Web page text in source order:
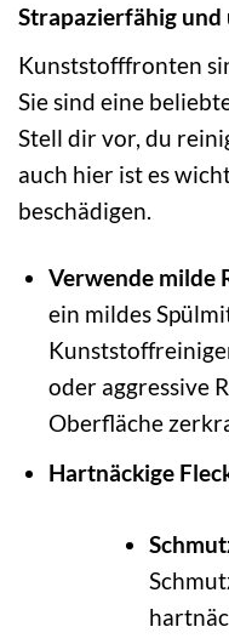
Strapazierfähig
Kunststofffronten
Sie sind eine
Stell dir vor, du
auch hier ist es
beschädigen.
Verwende milde
ein mildes
oder aggressive
Oberfläche
Hartnäckige